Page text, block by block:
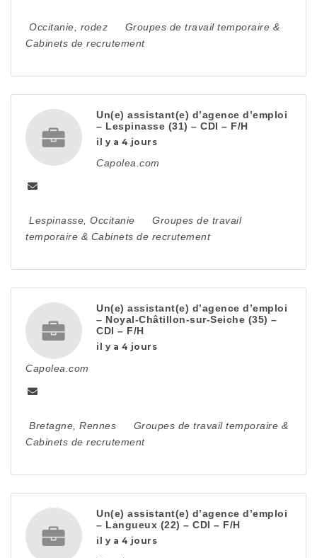
Occitanie rodez
Groupes de travail temporaire &
Cabinets de recrutement
Un(e) assistant(e) d’agence d’emploi
– Lespinasse (31) – CDI – F/H
il y a 4 jours
Capolea.com
Lespinasse Occitanie
Groupes de travail
temporaire & Cabinets de recrutement
Un(e) assistant(e) d’agence d’emploi
– Noyal-Châtillon-sur-Seiche (35) –
CDI – F/H
il y a 4 jours
Capolea.com
Bretagne Rennes
Groupes de travail temporaire &
Cabinets de recrutement
Un(e) assistant(e) d’agence d’emploi
– Langueux (22) – CDI – F/H
il y a 4 jours